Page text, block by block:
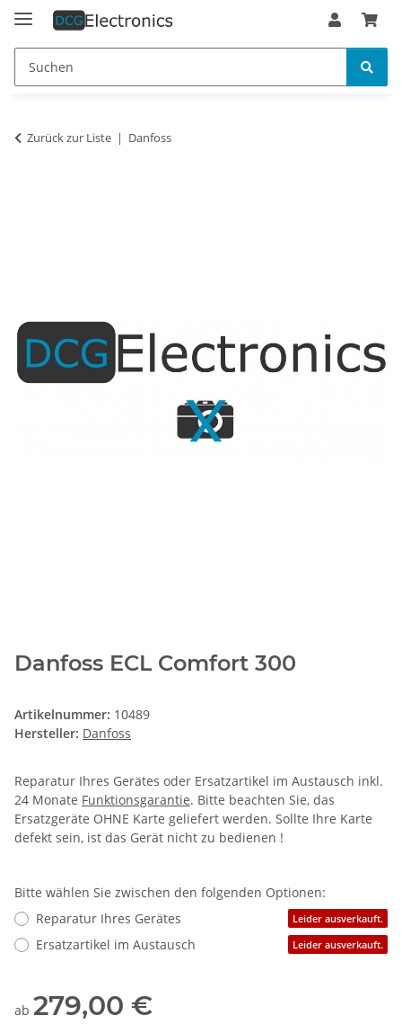
Zurück zur Liste Danfoss
Danfoss ECL Comfort 300
Artikelnummer: 10489
Hersteller: Danfoss
Reparatur Ihres Gerätes oder Ersatzartikel im Austausch inkl.
24 Monate Funktionsgarantie. Bitte beachten Sie, das
Ersatzgeräte OHNE Karte geliefert werden. Sollte Ihre Karte
defekt sein, ist das Gerät nicht zu bedienen !
Bitte wählen Sie zwischen den folgenden Optionen:
Reparatur Ihres Gerätes
Leider ausverkauft.
Ersatzartikel im Austausch Leider ausverkauft.
ab 279,00 €